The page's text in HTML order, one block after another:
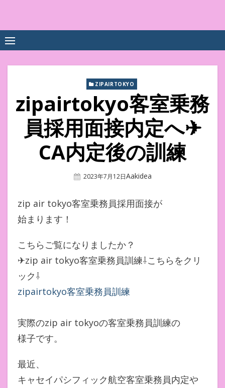
content
数UPｽｸｰﾙ
ZIPAIRTOKYO
zipairtokyo客室乗務
員採用面接内定へ✈
CA内定後の訓練
Posted
2023年7月12日Author
Aakidea
zip air tokyo客室乗務員採用面接が
始まります！
こちらご覧になりましたか？
✈zip air tokyo客室乗務員訓練⇩こちらをクリ
ック⇩
zipairtokyo客室乗務員訓練
実際のzip air tokyoの客室乗務員訓練の
様子です。
最近、
キャセイパシフィック航空客室乗務員内定や